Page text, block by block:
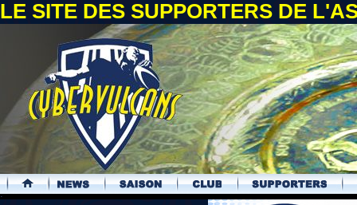
LE SITE DES SUPPORTERS DE
.